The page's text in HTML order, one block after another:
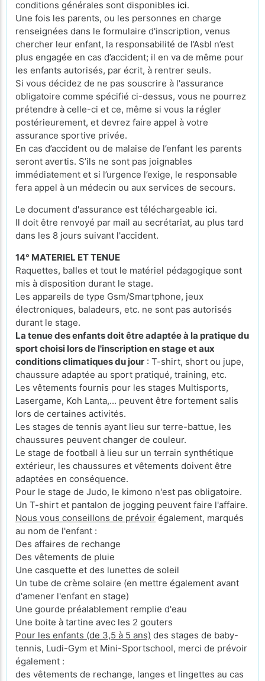
conditions générales sont disponibles ici.
Une fois les parents, ou les personnes en charge
renseignées dans le formulaire d'inscription, venus
chercher leur enfant, la responsabilité de l’Asbl n’est
plus engagée en cas d’accident; il en va de même pour
les enfants autorisés, par écrit, à rentrer seuls.
Si vous décidez de ne pas souscrire à l'assurance
obligatoire comme spécifié ci-dessus, vous ne pourrez
prétendre à celle-ci et ce, même si vous la régler
postérieurement, et devrez faire appel à votre
assurance sportive privée.
En cas d’accident ou de malaise de l’enfant les parents
seront avertis. S’ils ne sont pas joignables
immédiatement et si l’urgence l’exige, le responsable
fera appel à un médecin ou aux services de secours.
Le document d'assurance est téléchargeable ici.
Il doit être renvoyé par mail au secrétariat, au plus tard
dans les 8 jours suivant l'accident.
14° MATERIEL ET TENUE
Raquettes, balles et tout le matériel pédagogique sont
mis à disposition durant le stage.
Les appareils de type Gsm/Smartphone, jeux
électroniques, baladeurs, etc. ne sont pas autorisés
durant le stage.
La tenue des enfants doit être adaptée à la pratique du
sport choisi lors de l'inscription en stage et aux
conditions climatiques du jour : T-shirt, short ou jupe,
chaussure adaptée au sport pratiqué, training, etc.
Les vêtements fournis pour les stages Multisports,
Lasergame, Koh Lanta,... peuvent être fortement salis
lors de certaines activités.
Les stages de tennis ayant lieu sur terre-battue, les
chaussures peuvent changer de couleur.
Le stage de football à lieu sur un terrain synthétique
extérieur, les chaussures et vêtements doivent être
adaptées en conséquence.
Pour le stage de Judo, le kimono n'est pas obligatoire.
Un T-shirt et pantalon de jogging peuvent faire l'affaire.
Nous vous conseillons de prévoir également, marqués
au nom de l'enfant :
Des affaires de rechange
Des vêtements de pluie
Une casquette et des lunettes de soleil
Un tube de crème solaire (en mettre également avant
d'amener l'enfant en stage)
Une gourde préalablement remplie d'eau
Une boite à tartine avec les 2 gouters
Pour les enfants (de 3,5 à 5 ans) des stages de baby-
tennis, Ludi-Gym et Mini-Sportschool, merci de prévoir
également :
des vêtements de rechange, langes et lingettes au cas